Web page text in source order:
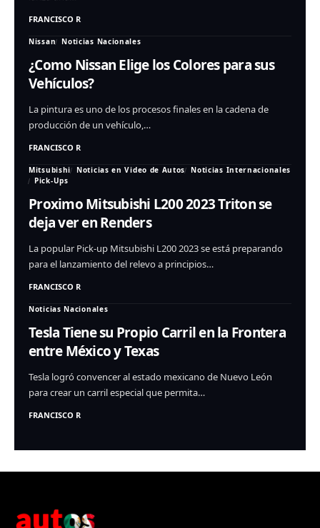
FRANCISCO R
Nissan Noticias Nacionales
¿Como Nissan Elige los Colores para sus
Vehículos?
La pintura es uno de los procesos finales en la cadena de
producción de un vehículo,…
FRANCISCO R
Mitsubishi Noticias en Video de Autos
Noticias Internacionales
Pick-Ups
Proximo Mitsubishi L200 2023 Triton se
deja ver en Renders
La popular Pick-up Mitsubishi L200 2023 se está preparando
para el lanzamiento del relevo a principios…
FRANCISCO R
Noticias Nacionales
Tesla Tiene su Propio Carril en la Frontera
entre México y Texas
Tesla logró convencer al estado mexicano de Nuevo León
para crear un carril especial que permita…
FRANCISCO R